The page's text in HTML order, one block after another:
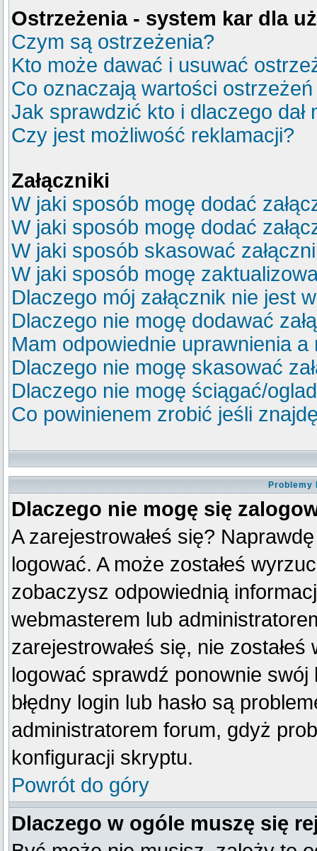
Ostrzeżenia - system kar dla
Czym są ostrzeżenia?
Kto może dawać i usuwać
Co oznaczają wartości
Jak sprawdzić kto i dlaczego dał
Czy jest możliwość reklamacji?
Załączniki
W jaki sposób mogę dodać
W jaki sposób mogę dodać
W jaki sposób skasować
W jaki sposób mogę
Dlaczego mój załącznik nie jest
Dlaczego nie mogę dodawać
Mam odpowiednie uprawnienia
Dlaczego nie mogę skasować
Dlaczego nie mogę ściągać/
Co powinienem zrobić jeśli
Problemy
Dlaczego nie mogę się
A zarejestrowałeś się?
logować. A może zostałeś
zobaczysz odpowiednią
webmasterem lub
zarejestrowałeś się, nie
logować sprawdź ponownie swój
błędny login lub hasło są
administratorem forum, gdyż
konfiguracji skryptu.
Powrót do góry
Dlaczego w ogóle muszę się